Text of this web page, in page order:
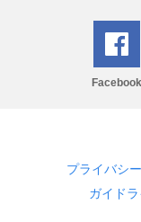
Facebook
プライバシ
ガイド